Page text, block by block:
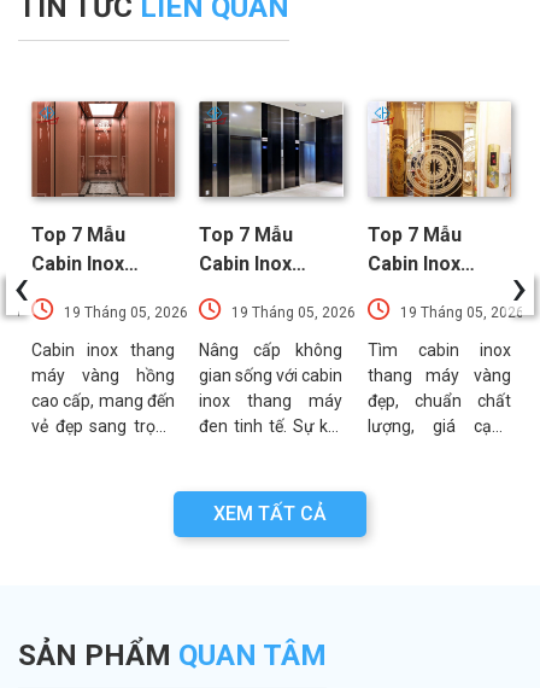
TIN TỨC LIÊN QUAN
Top 7 Mẫu
Cabin Inox
Thang Máy
Vàng Hồng
Sang Trọng
Nhất
19 Tháng 05, 2026
Cabin inox thang
máy vàng hồng
cao cấp, mang đến
vẻ đẹp sang trọng
mã đa dạng, bền
bỉ, giá tại xưởng.
Top 7 Mẫu
Cabin Inox
Thang Máy Đen
Nổi Bật Xu
Hướng Nhất
19 Tháng 05, 2026
Nâng cấp không
gian sống với cabin
inox thang máy
đen tinh tế. Sự kết
sắc đen thời
Top 7 Mẫu
Cabin Inox
Thang Máy
Vàng Được Ưa
Chuộng Nhất
19 Tháng 05, 2026
Tìm cabin inox
thang máy vàng
đẹp, chuẩn chất
lượng, giá cạnh
‹ ›
XEM TẤT CẢ
SẢN PHẨM QUAN TÂM